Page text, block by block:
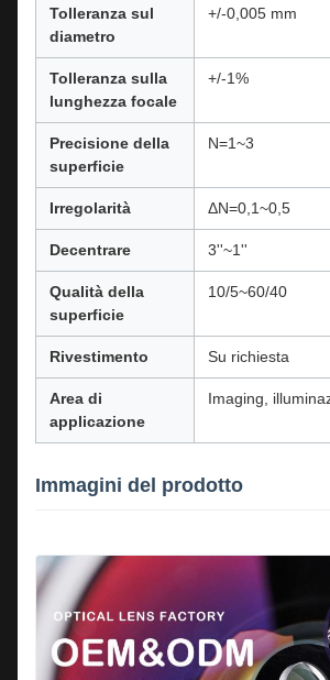
Tolleranza sul
diametro
+/-0,005 mm
Tolleranza sulla
lunghezza focale
+/-1%
Precisione della
superficie
N=1~3
Irregolarità ΔN=0,1~0,5
Decentrare 3''~1''
Qualità della
superficie
10/5~60/40
Rivestimento Su richiesta
Area di
applicazione
Imaging,
Immagini del prodotto